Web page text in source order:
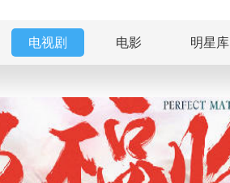
电视剧 电影 明星库